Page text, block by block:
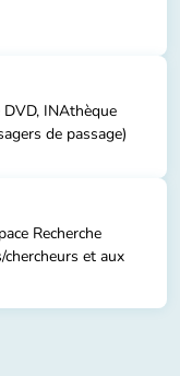
INAthèque
de passage)
Recherche
chercheurs et aux